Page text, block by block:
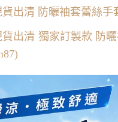
貨出清 防曬袖套蕾絲
貨出清 獨家訂製款 防